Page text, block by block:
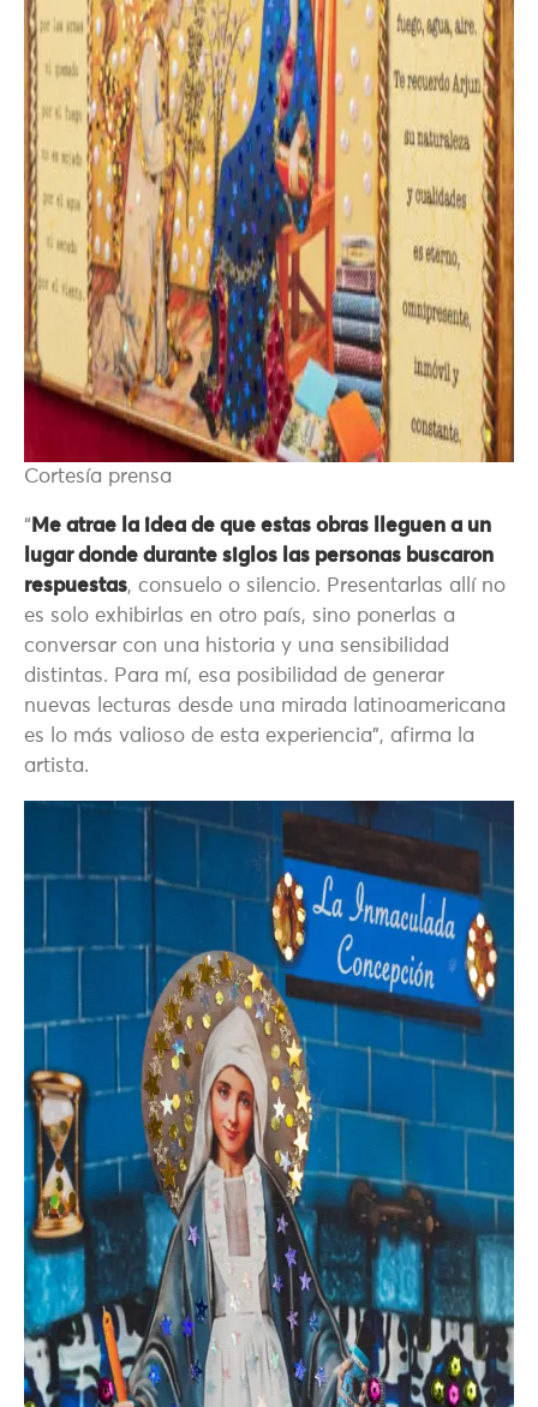
Cortesía prensa
“ Me atrae la idea de que estas obras lleguen a un
lugar donde durante siglos las personas buscaron
respuestas, consuelo o silencio. Presentarlas allí no
es solo exhibirlas en otro país, sino ponerlas a
conversar con una historia y una sensibilidad
distintas. Para mí, esa posibilidad de generar
nuevas lecturas desde una mirada latinoamericana
es lo más valioso de esta experiencia”, afirma la
artista.